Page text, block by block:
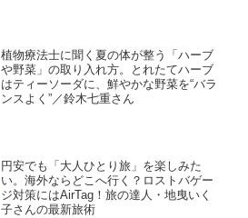
植物療法士に聞く夏の体が整う「ハーブ
や野菜」の取り入れ方。とれたてハーブ
はティーソーダに、鮮やかな野菜を“バラ
ンスよく”／鈴木七重さん
円安でも「大人ひとり旅」を楽しみた
い。海外ならどこへ行く？ロストバゲー
ジ対策にはAirTag！旅の達人・地曳いく
子さんの最新旅術